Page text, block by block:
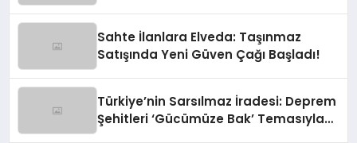
Sahte İlanlara Elveda: Taşınmaz
Satışında Yeni Güven Çağı Başladı!
Türkiye’nin Sarsılmaz İradesi: Deprem
Şehitleri ‘Gücümüze Bak’ Temasıyla